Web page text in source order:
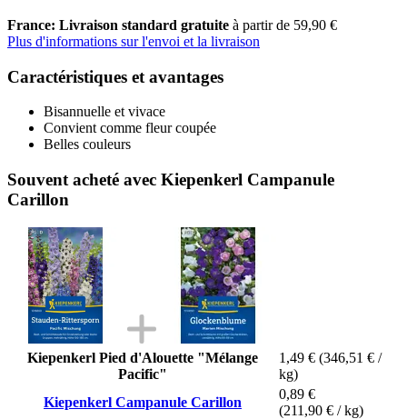
France: Livraison standard gratuite à partir de 59,90 €
Plus d'informations sur l'envoi et la livraison
Caractéristiques et avantages
Bisannuelle et vivace
Convient comme fleur coupée
Belles couleurs
Souvent acheté avec Kiepenkerl Campanule
Carillon
Kiepenkerl Pied d'Alouette "Mélange
Pacific"
1,49 € (346,51 € /
kg)
Kiepenkerl Campanule Carillon
0,89 €
(211,90 € / kg)